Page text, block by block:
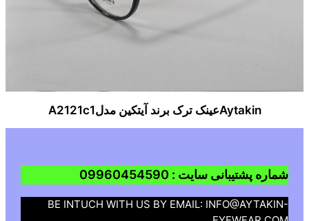
Aytakinعینک ترک برند آیتکین مدلA2121c1
شماره پشتیبانی سایت : 09960454590
BE INTUCH WITH US BY EMAIL: INFO@AYTAKIN-